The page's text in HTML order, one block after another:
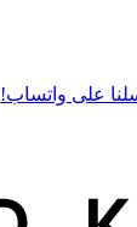
على واتساب!